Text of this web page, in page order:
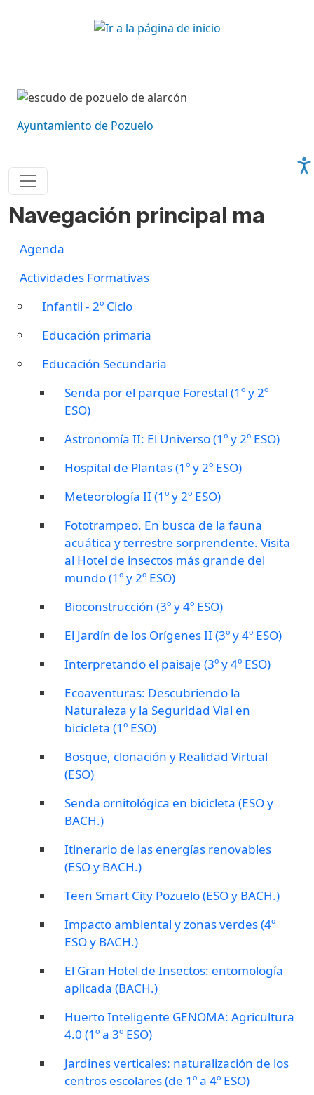
Imagen
Imagen
Ayuntamiento de Pozuelo
Navegación principal ma
Agenda
Actividades Formativas
Infantil - 2º Ciclo
Educación primaria
Educación Secundaria
Senda por el parque Forestal (1º y 2º
ESO)
Astronomía II: El Universo (1º y 2º ESO)
Hospital de Plantas (1º y 2º ESO)
Meteorología II (1º y 2º ESO)
Fototrampeo. En busca de la fauna
acuática y terrestre sorprendente. Visita
al Hotel de insectos más grande del
mundo (1º y 2º ESO)
Bioconstrucción (3º y 4º ESO)
El Jardín de los Orígenes II (3º y 4º ESO)
Interpretando el paisaje (3º y 4º ESO)
Ecoaventuras: Descubriendo la
Naturaleza y la Seguridad Vial en
bicicleta (1º ESO)
Bosque, clonación y Realidad Virtual
(ESO)
Senda ornitológica en bicicleta (ESO y
BACH.)
Itinerario de las energías renovables
(ESO y BACH.)
Teen Smart City Pozuelo (ESO y BACH.)
Impacto ambiental y zonas verdes (4º
ESO y BACH.)
El Gran Hotel de Insectos: entomología
aplicada (BACH.)
Huerto Inteligente GENOMA: Agricultura
4.0 (1º a 3º ESO)
Jardines verticales: naturalización de los
centros escolares (de 1º a 4º ESO)